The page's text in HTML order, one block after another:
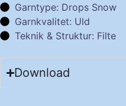
Garntype: Drops Snow
Garnkvalitet: Uld
Teknik & Struktur: Filte
Download